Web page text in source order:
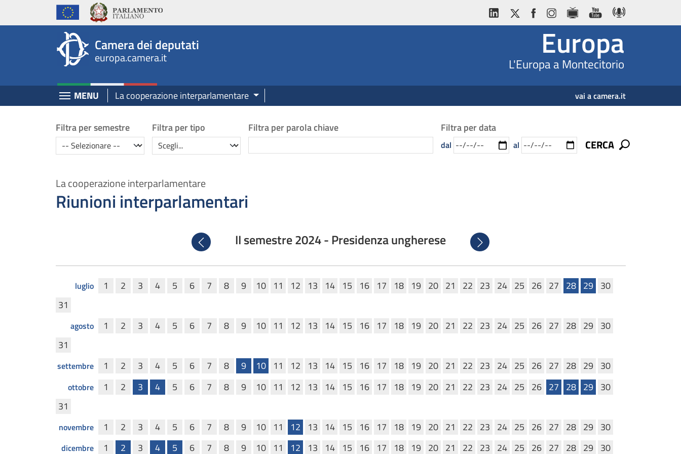
Europa, Camera dei Deputati - europa.camera.it
Salta al contenuto principale
Salta al menu di navigazione
Camera dei deputati
europa.camera.it Europa
L'Europa a Montecitorio
MENU
Espandi La cooperazione interparlamentare vai a camera.it
Ricerca
Filtra per semestre
Semestre
Filtra per tipo
Tipo
Filtra per parola chiave Filtra per data
dal al CERCA
La cooperazione interparlamentare
Riunioni interparlamentari
PrecedenteII semestre 2024 - Presidenza ungherese Successivo
luglio 1 2 3 4 5 6 7 8 9 10 11 12 13 14 15 16 17 18 19 20 21 22 23 24 25 26 27 28 29 30
31
agosto 1 2 3 4 5 6 7 8 9 10 11 12 13 14 15 16 17 18 19 20 21 22 23 24 25 26 27 28 29 30
31
settembre 1 2 3 4 5 6 7 8 9 10 11 12 13 14 15 16 17 18 19 20 21 22 23 24 25 26 27 28 29 30
ottobre 1 2 3 4 5 6 7 8 9 10 11 12 13 14 15 16 17 18 19 20 21 22 23 24 25 26 27 28 29 30
31
novembre 1 2 3 4 5 6 7 8 9 10 11 12 13 14 15 16 17 18 19 20 21 22 23 24 25 26 27 28 29 30
dicembre 1 2 3 4 5 6 7 8 9 10 11 12 13 14 15 16 17 18 19 20 21 22 23 24 25 26 27 28 29 30
Navigazione pagine di servizio
Salta al contenuto principale
Salta al menu di navigazione
Vai a inizio pagina